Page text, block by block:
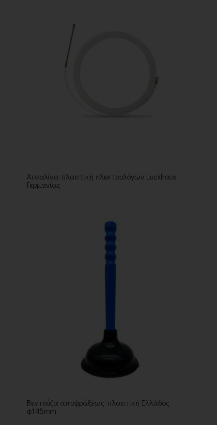
Ατσαλίνα πλαστική ηλεκτρολόγων Luckhaus
Γερμανίας
Βεντούζα αποφράξεως πλαστική Ελλάδος
φ145mm